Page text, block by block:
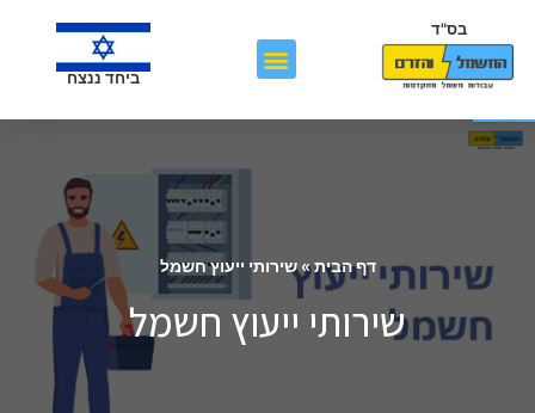
פתח סרגל נגישות
בס"ד
ביחד ננצח
דף הבית»שירותי ייעוץ חשמל
שירותי ייעוץ חשמל